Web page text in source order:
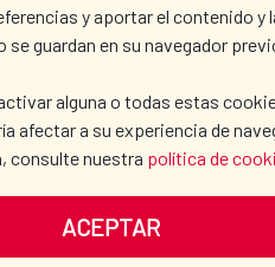
y aportar el contenido y
guardan en su navegador
alguna o todas estas
afectar a su experiencia de
consulte nuestra política de
ACEPTAR